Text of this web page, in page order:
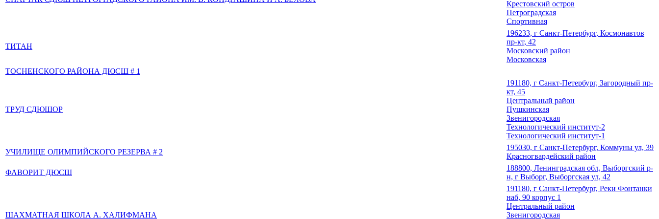
Крестовский остров
Петроградская
Спортивная
ТИТАН
196233, г Санкт-Петербург, Космонавтов
пр-кт, 42
Московский район
Московская
ТОСНЕНСКОГО РАЙОНА ДЮСШ # 1
ТРУД СДЮШОР
191180, г Санкт-Петербург, Загородный пр-
кт, 45
Центральный район
Пушкинская
Звенигородская
Технологический институт-2
Технологический институт-1
УЧИЛИЩЕ ОЛИМПИЙСКОГО РЕЗЕРВА # 2
195030, г Санкт-Петербург, Коммуны ул, 39
Красногвардейский район
ФАВОРИТ ДЮСШ
188800, Ленинградская обл, Выборгский р-
н, г Выборг, Выборгская ул, 42
ШАХМАТНАЯ ШКОЛА А. ХАЛИФМАНА
191180, г Санкт-Петербург, Реки Фонтанки
наб, 90 корпус 1
Центральный район
Звенигородская